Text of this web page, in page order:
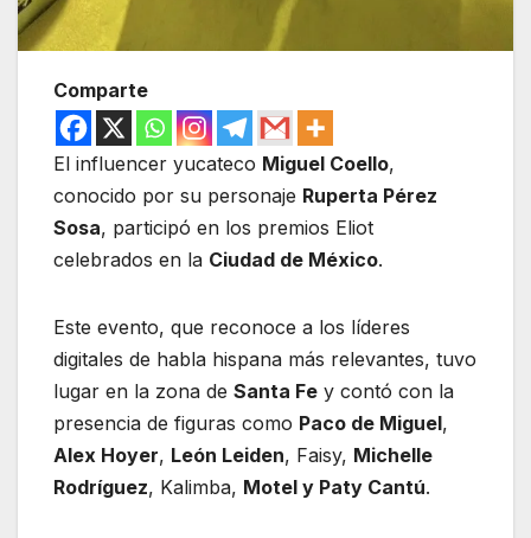
Comparte
El influencer yucateco Miguel Coello,
conocido por su personaje Ruperta Pérez
Sosa, participó en los premios Eliot
celebrados en la Ciudad de México.
Este evento, que reconoce a los líderes
digitales de habla hispana más relevantes, tuvo
lugar en la zona de Santa Fe y contó con la
presencia de figuras como Paco de Miguel,
Alex Hoyer, León Leiden, Faisy, Michelle
Rodríguez, Kalimba, Motel y Paty Cantú.